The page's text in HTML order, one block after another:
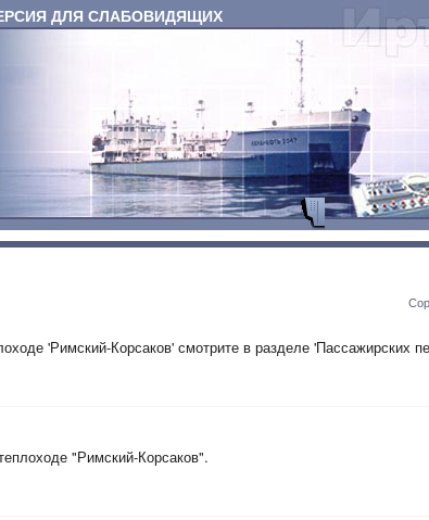
ДЛЯ СЛАБОВИДЯЩИХ
'Римский-Корсаков' смотрите в разделе 'Пассажирских
"Римский-Корсаков".